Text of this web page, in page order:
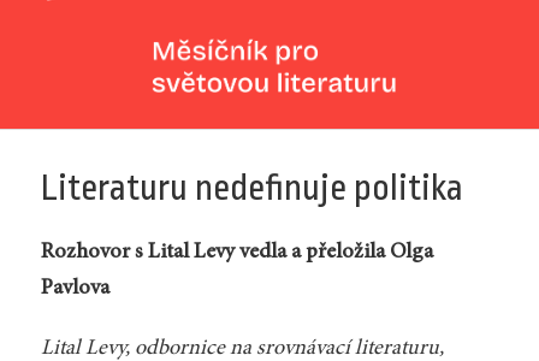
Literaturu nedefinuje politika
Rozhovor s Lital Levy vedla a přeložila Olga
Pavlova
Lital Levy, odbornice na srovnávací literaturu,